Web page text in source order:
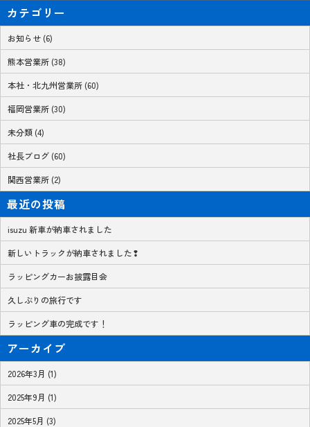
カテゴリー
お知らせ (6)
熊本営業所 (38)
本社・北九州営業所 (60)
福岡営業所 (30)
未分類 (4)
社長ブログ (60)
関西営業所 (2)
最近の投稿
isuzu 新車が納車されました
新しいトラックが納車されました❢
ラッピングカーお披露目会
久しぶりの旅行です
ラッピング車の完成です！
アーカイブ
2026年3月 (1)
2025年9月 (1)
2025年5月 (3)